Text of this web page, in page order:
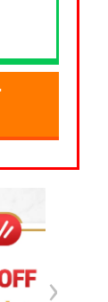
›